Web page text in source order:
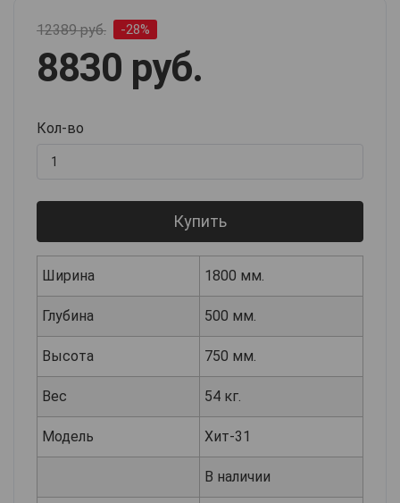
12389 руб. -28%
8830 руб.
Кол-во
Купить
Ширина 1800 мм.
Глубина 500 мм.
Высота 750 мм.
Вес 54 кг.
Модель Хит-31
В наличии